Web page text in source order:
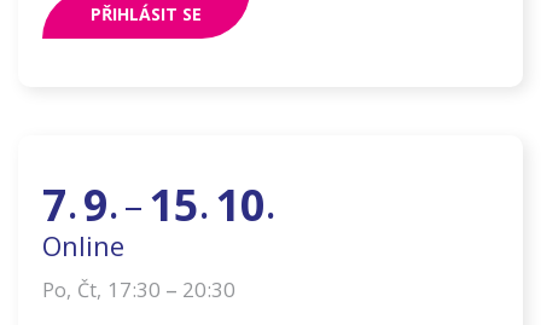
PŘIHLÁSIT SE
7.9.–15. 10.
Online
Po, Čt, 17:30 – 20:30